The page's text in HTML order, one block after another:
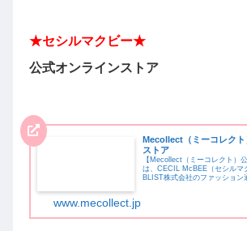
★セシルマクビー★
公式オンラインストア
Mecollect（ミーコレク
ストア
【Mecollect（ミーコレクト）
は、CECIL McBEE（セシルマ
BLIST株式会社のファッション
www.mecollect.jp